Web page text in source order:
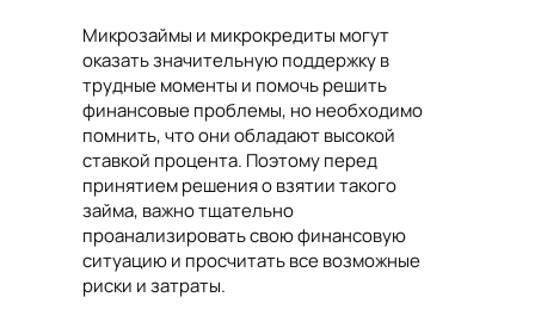
Микрозаймы и микрокредиты могут
оказать значительную поддержку в
трудные моменты и помочь решить
финансовые проблемы, но необходимо
помнить, что они обладают высокой
ставкой процента. Поэтому перед
принятием решения о взятии такого
займа, важно тщательно
проанализировать свою финансовую
ситуацию и просчитать все возможные
риски и затраты.